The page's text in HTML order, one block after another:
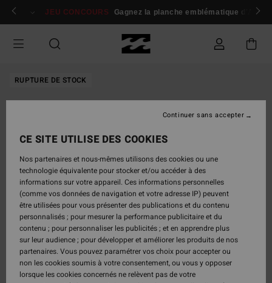
Passer
Se connecter / s'inscrire
JEU CONCOURS Gagnez la planche emblématique d'Andy
RUPTURE DE STOCK
CE SITE UTILISE DES COOKIES
Nos partenaires et nous-mêmes utilisons des cookies ou une
technologie équivalente pour stocker et/ou accéder à des
informations sur votre appareil. Ces informations personnelles
(comme vos données de navigation et votre adresse IP) peuvent
être utilisées pour vous présenter des publications et du contenu
personnalisés ; pour mesurer la performance publicitaire et du
contenu ; pour personnaliser les publicités ; et en apprendre plus
sur leur audience ; pour développer et améliorer les produits de nos
partenaires. Vous pouvez paramétrer vos choix pour accepter ou
non les cookies soumis à votre consentement, ou vous y opposer
lorsque les cookies concernés ne relèvent pas de votre
Continuer sans accepter